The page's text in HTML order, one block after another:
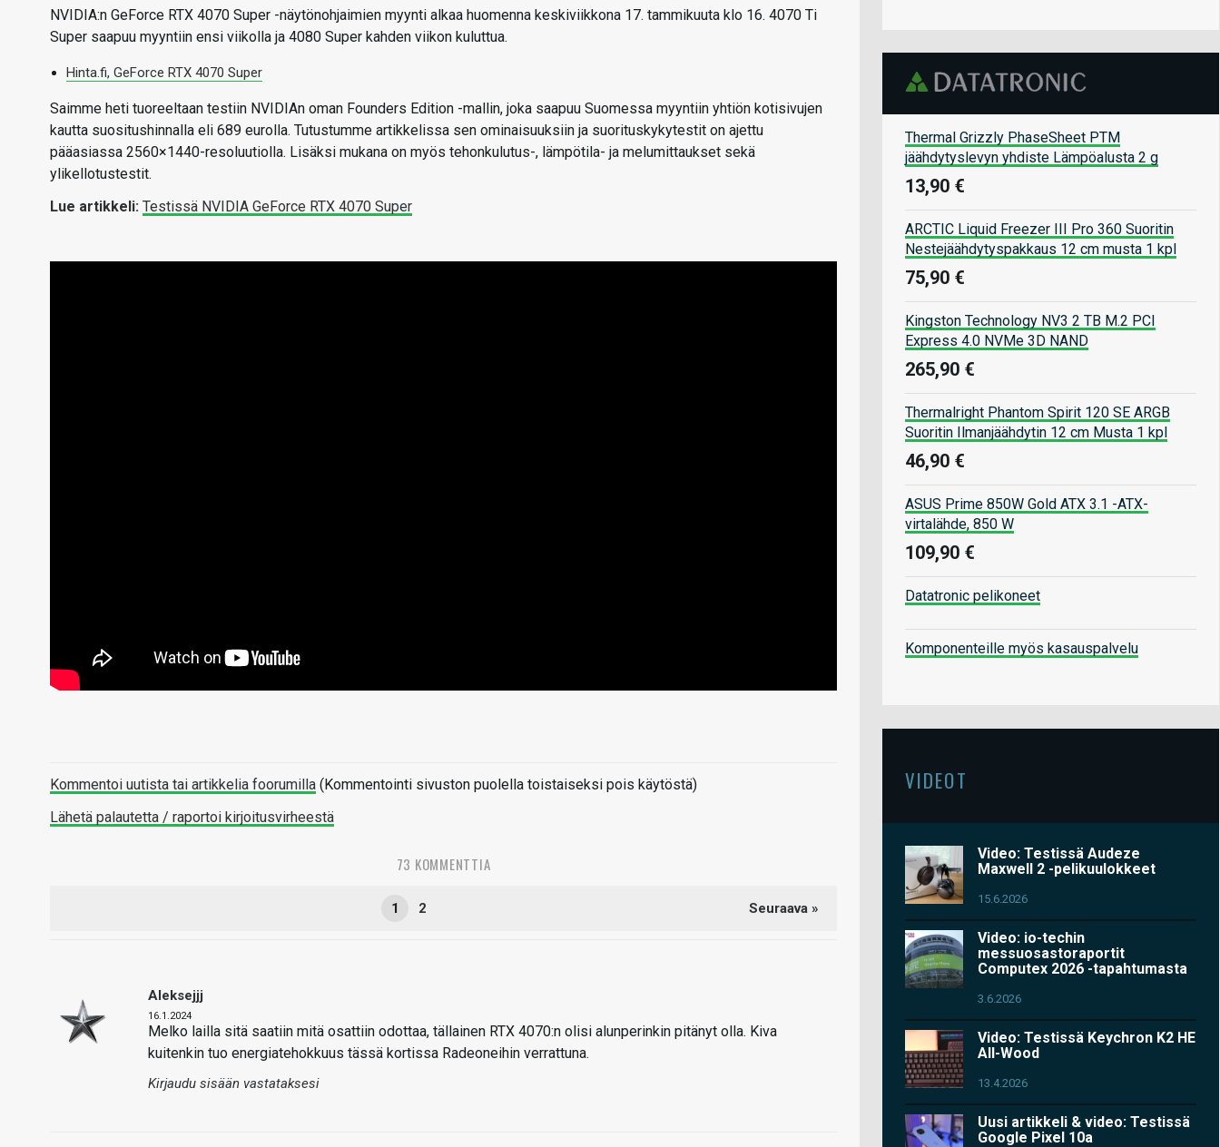
NVIDIA:n GeForce RTX 4070 Super -näytönohjaimien myynti alkaa huomenna keskiviikkona 17. tammikuuta klo 16. 4070 Ti
Super saapuu myyntiin ensi viikolla ja 4080 Super kahden viikon kuluttua.
Hinta.fi, GeForce RTX 4070 Super
Saimme heti tuoreeltaan testiin NVIDIAn oman Founders Edition -mallin, joka saapuu Suomessa myyntiin yhtiön kotisivujen
kautta suositushinnalla eli 689 eurolla. Tutustumme artikkelissa sen ominaisuuksiin ja suorituskykytestit on ajettu
pääasiassa 2560×1440-resoluutiolla. Lisäksi mukana on myös tehonkulutus-, lämpötila- ja melumittaukset sekä
ylikellotustestit.
Lue artikkeli: Testissä NVIDIA GeForce RTX 4070 Super
Kommentoi uutista tai artikkelia foorumilla (Kommentointi sivuston puolella toistaiseksi pois käytöstä)
Lähetä palautetta / raportoi kirjoitusvirheestä
73 KOMMENTTIA
1 2 Seuraava »
Aleksejjj
16.1.2024
Melko lailla sitä saatiin mitä osattiin odottaa, tällainen RTX 4070:n olisi alunperinkin pitänyt olla. Kiva
kuitenkin tuo energiatehokkuus tässä kortissa Radeoneihin verrattuna.
Kirjaudu sisään vastataksesi
Thermal Grizzly PhaseSheet PTM
jäähdytyslevyn yhdiste Lämpöalusta 2 g
13,90 €
ARCTIC Liquid Freezer III Pro 360 Suoritin
Nestejäähdytyspakkaus 12 cm musta 1 kpl
75,90 €
Kingston Technology NV3 2 TB M.2 PCI
Express 4.0 NVMe 3D NAND
265,90 €
Thermalright Phantom Spirit 120 SE ARGB
Suoritin Ilmanjäähdytin 12 cm Musta 1 kpl
46,90 €
ASUS Prime 850W Gold ATX 3.1 -ATX-
virtalähde, 850 W
109,90 €
Datatronic pelikoneet
Komponenteille myös kasauspalvelu
VIDEOT
Video: Testissä Audeze
Maxwell 2 -pelikuulokkeet
15.6.2026
Video: io-techin
messuosastoraportit
Computex 2026 -tapahtumasta
3.6.2026
Video: Testissä Keychron K2 HE
All-Wood
13.4.2026
Uusi artikkeli & video: Testissä
Google Pixel 10a